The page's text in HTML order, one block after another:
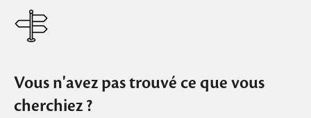
Vous n'avez pas trouvé ce que vous
cherchiez ?